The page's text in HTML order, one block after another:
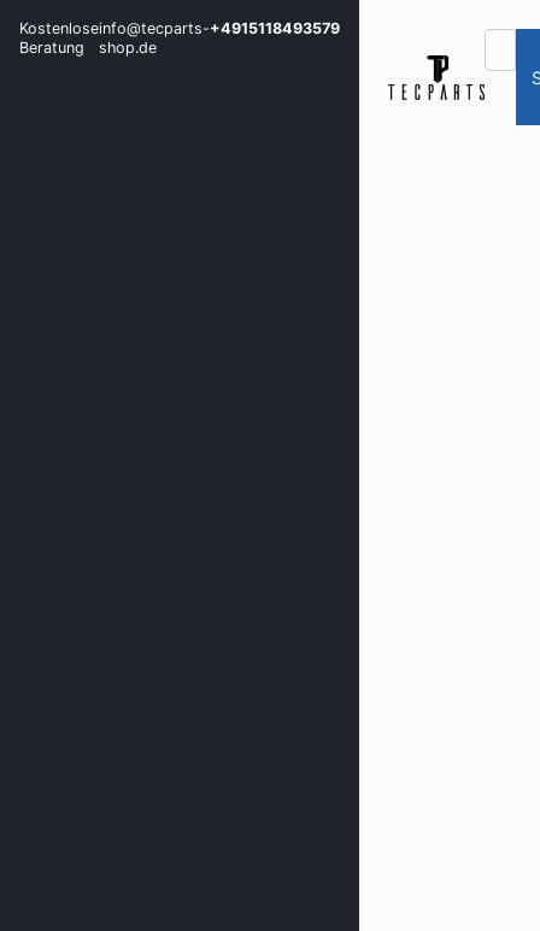
Kostenlose
Beratung
info@tecparts-
shop.de
+4915118493579